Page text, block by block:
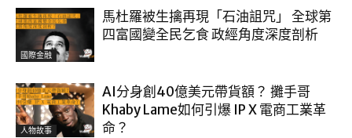
國際金融
馬杜羅被生擒再現「石油詛咒」 全球第
四富國變全民乞食 政經角度深度剖析
人物故事
AI分身創40億美元帶貨額？ 攤手哥
Khaby Lame如何引爆 IP X 電商工業革
命？